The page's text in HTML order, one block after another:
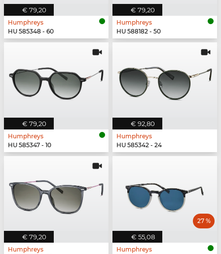
€ 79,20
Humphreys
HU 585348 - 60
€ 79,20
Humphreys
HU 588182 - 50
€ 79,20
Humphreys
HU 585347 - 10
€ 92,80
Humphreys
HU 585342 - 24
€ 79,20
Humphreys
€ 55,08
27 %
Humphreys